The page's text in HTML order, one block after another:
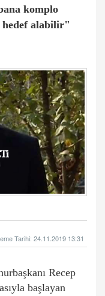
komplo
hedef alabilir"
Tarihi: 24.11.2019 13:31
Recep
başlayan